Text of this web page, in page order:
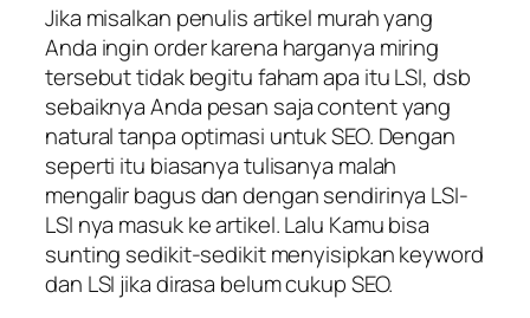
Jika misalkan penulis artikel murah yang
Anda ingin order karena harganya miring
tersebut tidak begitu faham apa itu LSI, dsb
sebaiknya Anda pesan saja content yang
natural tanpa optimasi untuk SEO. Dengan
seperti itu biasanya tulisanya malah
mengalir bagus dan dengan sendirinya LSI-
LSI nya masuk ke artikel. Lalu Kamu bisa
sunting sedikit-sedikit menyisipkan keyword
dan LSI jika dirasa belum cukup SEO.